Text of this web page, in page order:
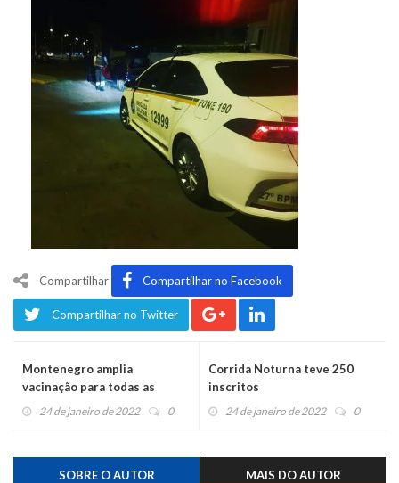
Compartilhar Compartilhar no Facebook
Compartilhar no Twitter
Montenegro amplia
vacinação para todas as
crianças de 11 anos
24 de janeiro de 2022 0
Corrida Noturna teve 250
inscritos
24 de janeiro de 2022 0
SOBRE O AUTOR MAIS DO AUTOR